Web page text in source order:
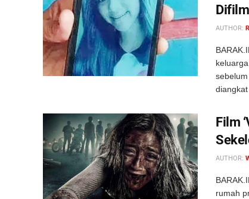
AUTHOR:
diangkat
Film
AUTHOR:
rumah